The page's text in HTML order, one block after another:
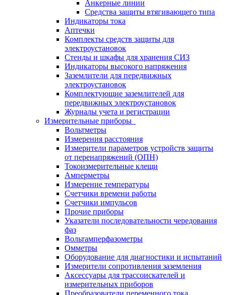
Анкерные линии
Средства защиты втягивающего типа
Индикаторы тока
Аптечки
Комплекты средств защиты для
электроустановок
Стенды и шкафы для хранения СИЗ
Индикаторы высокого напряжения
Заземлители для передвижных
электроустановок
Комплектующие заземлителей для
передвижных электроустановок
Журналы учета и регистрации
Измерительные приборы
Вольтметры
Измерения расстояния
Измерители параметров устройств защиты
от перенапряжений (ОПН)
Токоизмерительные клещи
Амперметры
Измерение температуры
Счетчики времени работы
Счетчики импульсов
Прочие приборы
Указатели последовательности чередования
фаз
Вольтамперфазометры
Омметры
Оборудование для диагностики и испытаний
Измерители сопротивления заземления
Аксессуары для трассоискателей и
измерительных приборов
Преобразователи переменного тока